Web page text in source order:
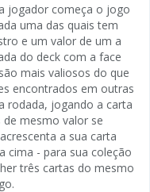
jogador começa o jogo
uma das quais tem
e um valor de um a
do deck com a face
mais valiosos do que
encontrados em outras
rodada, jogando a carta
mesmo valor se
a sua carta
cima - para sua coleção
três cartas do mesmo